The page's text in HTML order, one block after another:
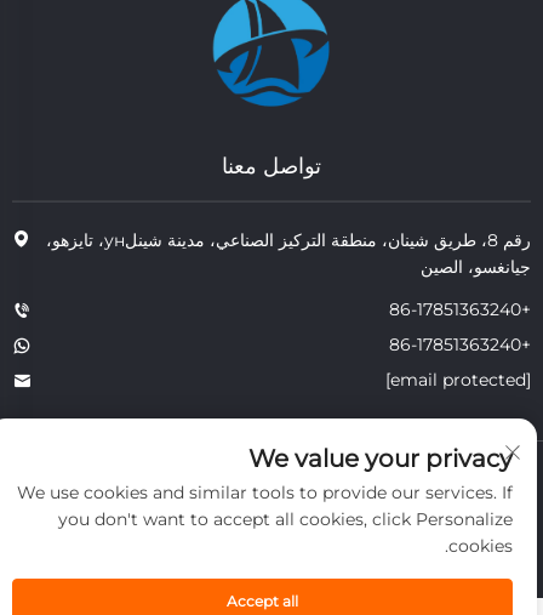
تواصل معنا
رقم 8، طريق شينان، منطقة التركيز الصناعي، مدينة شينلун، تايزهو،
جيانغسو، الصين
+86-17851363240
+86-17851363240
حقوق النشر © 2025 JIANGSU TONGZHOU HEAT RESISTANT
TECHNOLOGY CO., LTD. جميع الحقوق محفوظة.
الخصوصية
We value your privacy
We use cookies and similar tools to provide our services. If
you don't want to accept all cookies, click Personalize
cookies.
Accept all